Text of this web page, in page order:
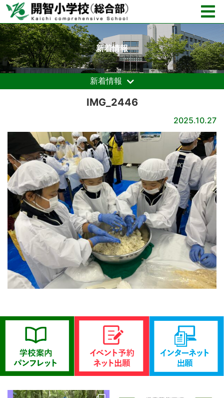
新着情報
新着情報
IMG_2446
2025.10.27